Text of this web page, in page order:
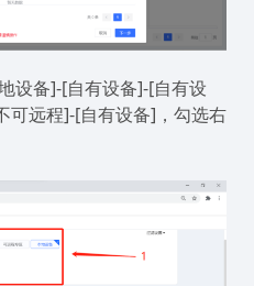
设备]-[自有设备]-[自有设
可远程]-[自有设备]，勾选右